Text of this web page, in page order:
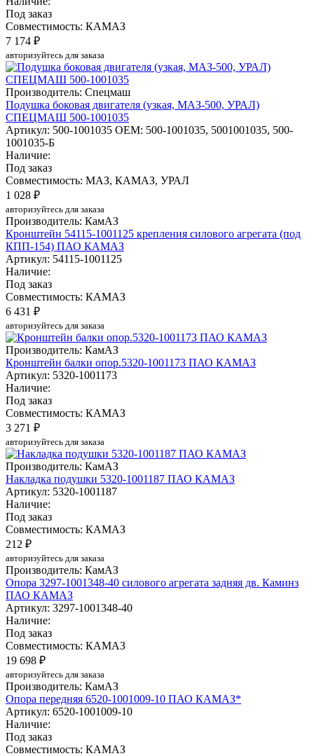
Под заказ
Совместимость: КАМАЗ
7 174 ₽
авторизуйтесь для заказа
Производитель: Спецмаш
Подушка боковая двигателя (узкая, МАЗ-500, УРАЛ)
СПЕЦМАШ 500-1001035
Артикул: 500-1001035 OEM: 500-1001035, 5001001035, 500-
1001035-Б
Наличие:
Под заказ
Совместимость: МАЗ, КАМАЗ, УРАЛ
1 028 ₽
авторизуйтесь для заказа
Производитель: КамАЗ
Кронштейн 54115-1001125 крепления силового агрегата (под
КПП-154) ПАО КАМАЗ
Артикул: 54115-1001125
Наличие:
Под заказ
Совместимость: КАМАЗ
6 431 ₽
авторизуйтесь для заказа
Производитель: КамАЗ
Кронштейн балки опор.5320-1001173 ПАО КАМАЗ
Артикул: 5320-1001173
Наличие:
Под заказ
Совместимость: КАМАЗ
3 271 ₽
авторизуйтесь для заказа
Производитель: КамАЗ
Накладка подушки 5320-1001187 ПАО КАМАЗ
Артикул: 5320-1001187
Наличие:
Под заказ
Совместимость: КАМАЗ
212 ₽
авторизуйтесь для заказа
Производитель: КамАЗ
Опора 3297-1001348-40 силового агрегата задняя дв. Каминз
ПАО КАМАЗ
Артикул: 3297-1001348-40
Наличие:
Под заказ
Совместимость: КАМАЗ
19 698 ₽
авторизуйтесь для заказа
Производитель: КамАЗ
Опора передняя 6520-1001009-10 ПАО КАМАЗ*
Артикул: 6520-1001009-10
Наличие:
Под заказ
Совместимость: КАМАЗ